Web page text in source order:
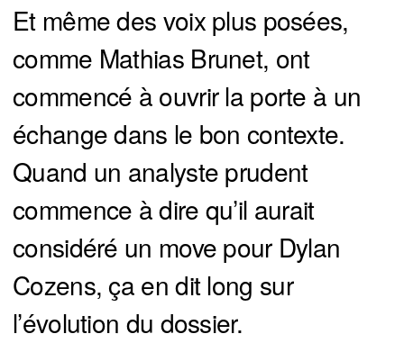
Et même des voix plus posées,
comme Mathias Brunet, ont
commencé à ouvrir la porte à un
échange dans le bon contexte.
Quand un analyste prudent
commence à dire qu’il aurait
considéré un move pour Dylan
Cozens, ça en dit long sur
l’évolution du dossier.